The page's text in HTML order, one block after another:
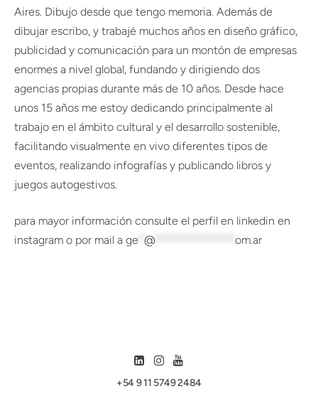
Aires. Dibujo desde que tengo memoria. Además de
dibujar escribo, y trabajé muchos años en diseño gráfico,
publicidad y comunicación para un montón de empresas
enormes a nivel global, fundando y dirigiendo dos
agencias propias durante más de 10 años. Desde hace
unos 15 años me estoy dedicando principalmente al
trabajo en el ámbito cultural y el desarrollo sostenible,
facilitando visualmente en vivo diferentes tipos de
eventos, realizando infografías y publicando libros y
juegos autogestivos.
para mayor información consulte el perfil en linkedin en
instagram o por mail a ge @ om.ar
+54 9 11 5749 2484